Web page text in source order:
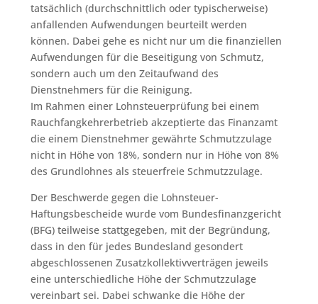
tatsächlich (durchschnittlich oder typischerweise)
anfallenden Aufwendungen beurteilt werden
können. Dabei gehe es nicht nur um die finanziellen
Aufwendungen für die Beseitigung von Schmutz,
sondern auch um den Zeitaufwand des
Dienstnehmers für die Reinigung.
Im Rahmen einer Lohnsteuerprüfung bei einem
Rauchfangkehrerbetrieb akzeptierte das Finanzamt
die einem Dienstnehmer gewährte Schmutzzulage
nicht in Höhe von 18%, sondern nur in Höhe von 8%
des Grundlohnes als steuerfreie Schmutzzulage.
Der Beschwerde gegen die Lohnsteuer-
Haftungsbescheide wurde vom Bundesfinanzgericht
(BFG) teilweise stattgegeben, mit der Begründung,
dass in den für jedes Bundesland gesondert
abgeschlossenen Zusatzkollektivverträgen jeweils
eine unterschiedliche Höhe der Schmutzzulage
vereinbart sei. Dabei schwanke die Höhe der